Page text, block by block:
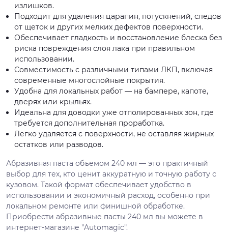
излишков.
Подходит для удаления царапин, потускнений, следов
от щеток и других мелких дефектов поверхности.
Обеспечивает гладкость и восстановление блеска без
риска повреждения слоя лака при правильном
использовании.
Совместимость с различными типами ЛКП, включая
современные многослойные покрытия.
Удобна для локальных работ — на бампере, капоте,
дверях или крыльях.
Идеальна для доводки уже отполированных зон, где
требуется дополнительная проработка.
Легко удаляется с поверхности, не оставляя жирных
остатков или разводов.
Абразивная паста объемом 240 мл — это практичный
выбор для тех, кто ценит аккуратную и точную работу с
кузовом. Такой формат обеспечивает удобство в
использовании и экономичный расход, особенно при
локальном ремонте или финишной обработке.
Приобрести абразивные пасты 240 мл вы можете в
интернет-магазине "Automagic".